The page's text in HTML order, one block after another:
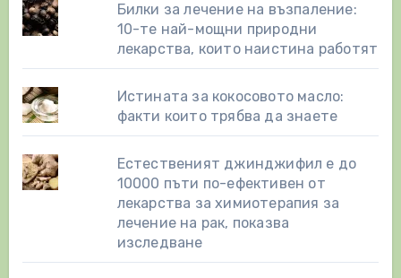
Билки за лечение на възпаление:
10-те най-мощни природни
лекарства, които наистина работят
Истината за кокосовото масло:
факти които трябва да знаете
Естественият джинджифил е до
10000 пъти по-ефективен от
лекарства за химиотерапия за
лечение на рак, показва
изследване